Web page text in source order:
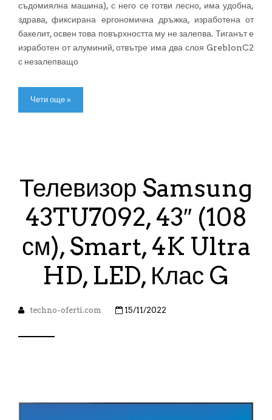
съдомиялна машина), с него се готви лесно, има удобна,
здрава, фиксирана ергономична дръжка, изработена от
бакелит, освен това повърхността му не залепва. Тиганът е
изработен от алуминий, отвътре има два слоя GreblonC2
с незалепващо
Чети още »
Телевизор Samsung
43TU7092, 43″ (108
см), Smart, 4K Ultra
HD, LED, Клас G
techno-oferti.com 15/11/2022